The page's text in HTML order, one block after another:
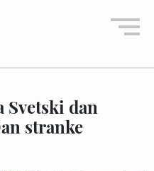
Svetski dan
stranke